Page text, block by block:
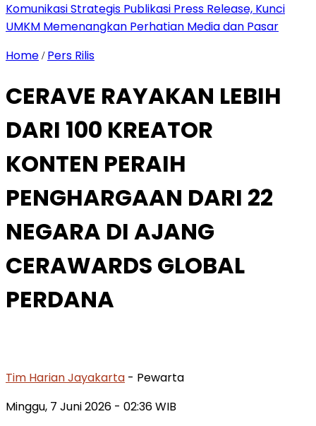
Komunikasi Strategis Publikasi Press Release, Kunci
UMKM Memenangkan Perhatian Media dan Pasar
Home / Pers Rilis
CERAVE RAYAKAN LEBIH
DARI 100 KREATOR
KONTEN PERAIH
PENGHARGAAN DARI 22
NEGARA DI AJANG
CERAWARDS GLOBAL
PERDANA
Tim Harian Jayakarta - Pewarta
Minggu, 7 Juni 2026 - 02:36 WIB